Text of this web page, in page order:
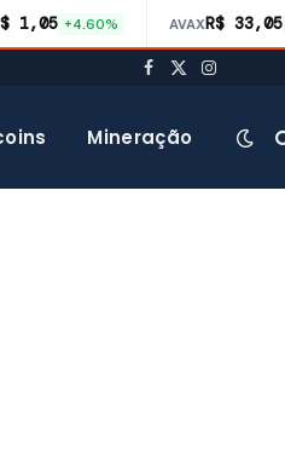
1,05 +4.60% AVAXR$ 33,05
Facebook
X
Mineração